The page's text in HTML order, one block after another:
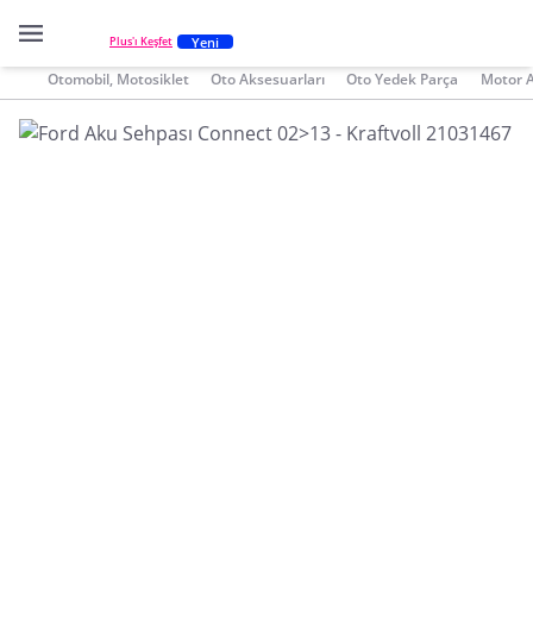
Plus'ı Keşfet Yeni
Otomobil, Motosiklet Oto Aksesuarları Oto Yedek Parça Motor